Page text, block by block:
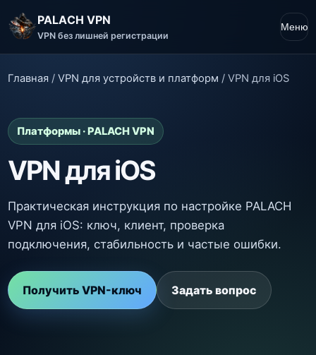
PALACH VPN
VPN без лишней регистрации
Меню
Главная / VPN для устройств и платформ / VPN для iOS
Платформы · PALACH VPN
VPN для iOS
Практическая инструкция по настройке PALACH
VPN для iOS: ключ, клиент, проверка
подключения, стабильность и частые ошибки.
Получить VPN-ключ Задать вопрос